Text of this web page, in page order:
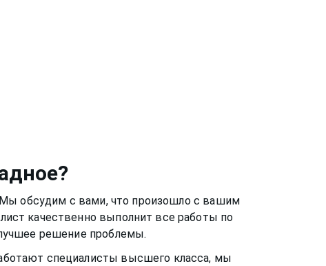
?
Мы обсудим с вами, что произошло с вашим
качественно выполнит все работы по
решение проблемы.
специалисты высшего класса, мы